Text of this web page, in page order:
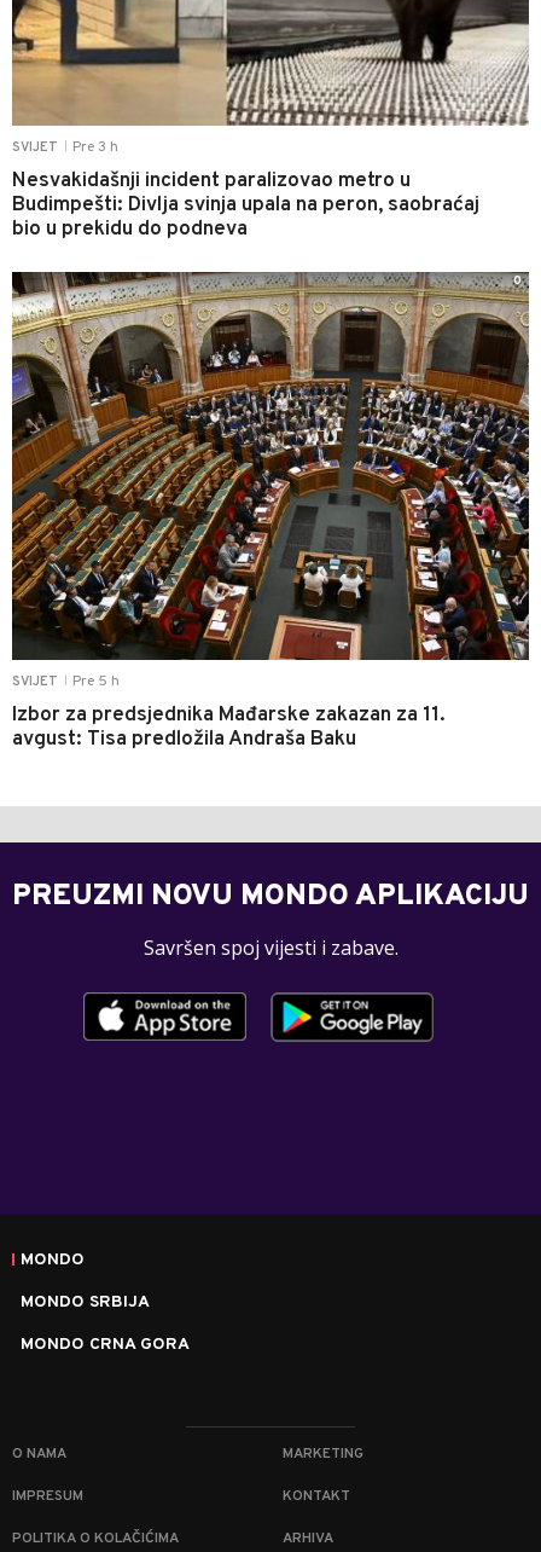
SVIJET Pre 3 h
Nesvakidašnji incident paralizovao metro u
Budimpešti: Divlja svinja upala na peron, saobraćaj
bio u prekidu do podneva
SVIJET Pre 5 h
Izbor za predsjednika Mađarske zakazan za 11.
avgust: Tisa predložila Andraša Baku
0
PREUZMI NOVU MONDO APLIKACIJU
Savršen spoj vijesti i zabave.
MONDO
MONDO SRBIJA
MONDO CRNA GORA
O NAMA MARKETING
IMPRESUM KONTAKT
POLITIKA O KOLAČIĆIMA ARHIVA